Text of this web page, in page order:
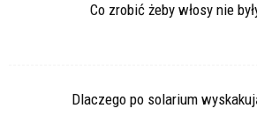
Co zrobić żeby włosy nie
Dlaczego po solarium